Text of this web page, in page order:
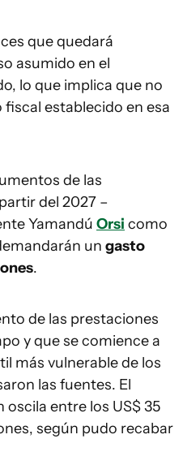
que quedará
asumido en el
lo que implica que no
establecido en esa
de las
del 2027 –
Yamandú Orsi como
un gasto
.
de las prestaciones
y que se comience a
más vulnerable de los
las fuentes. El
entre los US$ 35
según pudo recabar